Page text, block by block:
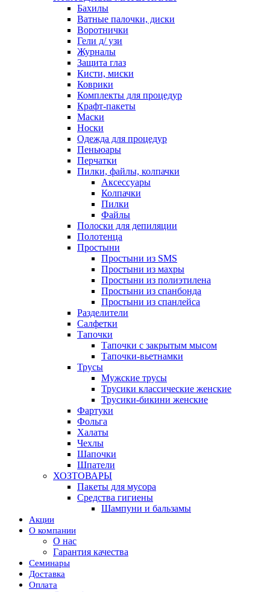
Бахилы
Ватные палочки, диски
Воротнички
Гели д/ узи
Журналы
Защита глаз
Кисти, миски
Коврики
Комплекты для процедур
Крафт-пакеты
Маски
Носки
Одежда для процедур
Пеньюары
Перчатки
Пилки, файлы, колпачки
Аксессуары
Колпачки
Пилки
Файлы
Полоски для депиляции
Полотенца
Простыни
Простыни из SMS
Простыни из махры
Простыни из полиэтилена
Простыни из спанбонда
Простыни из спанлейса
Разделители
Салфетки
Тапочки
Тапочки с закрытым мысом
Тапочки-вьетнамки
Трусы
Мужские трусы
Трусики классические женские
Трусики-бикини женские
Фартуки
Фольга
Халаты
Чехлы
Шапочки
Шпатели
ХОЗТОВАРЫ
Пакеты для мусора
Средства гигиены
Шампуни и бальзамы
Акции
О компании
О нас
Гарантия качества
Семинары
Доставка
Оплата